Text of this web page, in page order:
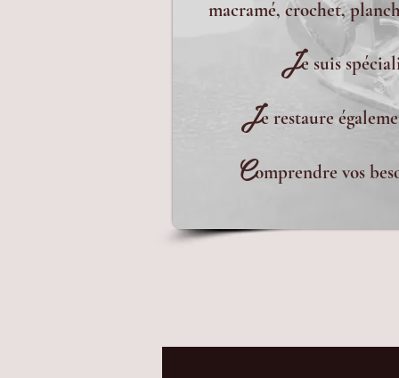
macramé, crochet,
Je suis
Je restaure
Comprendre vos